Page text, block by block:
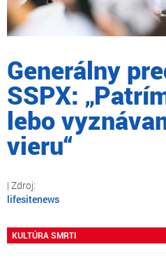
Generálny
SSPX:
lebo
vieru“
lifesitenews
KULTÚRA SMRTI